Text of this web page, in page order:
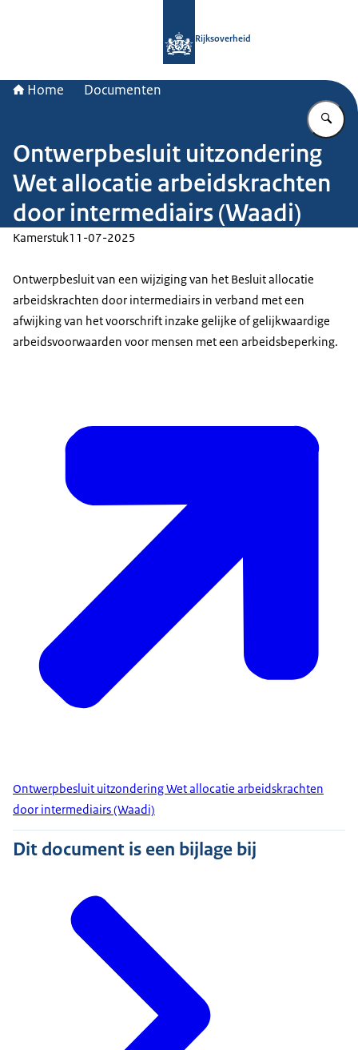
Rijksoverheid
Home Documenten
Ontwerpbesluit uitzondering
Wet allocatie arbeidskrachten
door intermediairs (Waadi)
Kamerstuk11-07-2025
Ontwerpbesluit van een wijziging van het Besluit allocatie
arbeidskrachten door intermediairs in verband met een
afwijking van het voorschrift inzake gelijke of gelijkwaardige
arbeidsvoorwaarden voor mensen met een arbeidsbeperking.
Ontwerpbesluit uitzondering Wet allocatie arbeidskrachten
door intermediairs (Waadi)
Dit document is een bijlage bij